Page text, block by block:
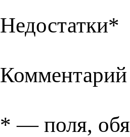
Недостатки*
Комментарий
* — поля,